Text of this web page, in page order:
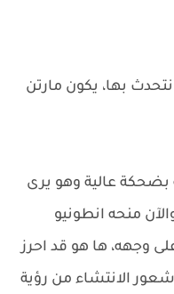
بها، يكون مارتن
بضحكة عالية وهو يرى
منحه انطونيو
وجهه، ها هو قد احرز
شعور الانتشاء من رؤية